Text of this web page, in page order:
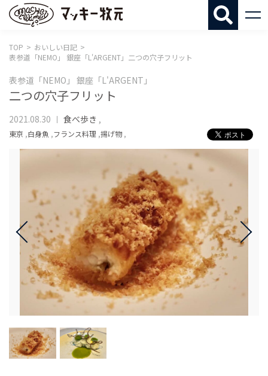
TOP
おいしい日記
表参道「NEMO」 銀座「L'ARGENT」二つの穴子フリット
表参道「NEMO」 銀座「L'ARGENT」
二つの穴子フリット
2021.08.30 食べ歩き ,
東京 ,白身魚 ,フランス料理 ,揚げ物,